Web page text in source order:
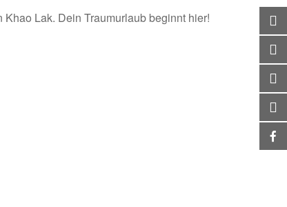
Lak. Dein Traumurlaub beginnt hier!